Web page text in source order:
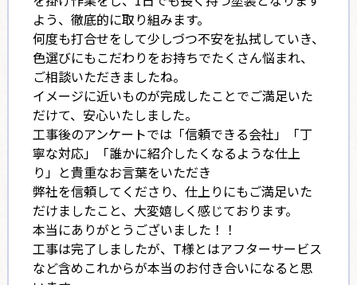
よう、徹底的に取り組みます。
何度も打合せをして少しづつ不安を払拭していき、
色選びにもこだわりをお持ちでたくさん悩まれ、
ご相談いただきましたね。
イメージに近いものが完成したことでご満足いた
だけて、安心いたしました。
工事後のアンケートでは「信頼できる会社」「丁
寧な対応」「誰かに紹介したくなるような仕上
り」と貴重なお言葉をいただき
弊社を信頼してくださり、仕上りにもご満足いた
だけましたこと、大変嬉しく感じております。
本当にありがとうございました！！
工事は完了しましたが、T様とはアフターサービス
など含めこれからが本当のお付き合いになると思